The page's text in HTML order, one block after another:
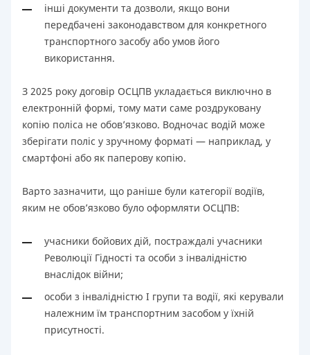
інші документи та дозволи, якщо вони
передбачені законодавством для конкретного
транспортного засобу або умов його
використання.
З 2025 року договір ОСЦПВ укладається виключно в
електронній формі, тому мати саме роздруковану
копію поліса не обов’язково. Водночас водій може
зберігати поліс у зручному форматі — наприклад, у
смартфоні або як паперову копію.
Варто зазначити, що раніше були категорії водіїв,
яким не обов’язково було оформляти ОСЦПВ:
учасники бойових дій, постраждалі учасники
Революції Гідності та особи з інвалідністю
внаслідок війни;
особи з інвалідністю I групи та водії, які керували
належним їм транспортним засобом у їхній
присутності.